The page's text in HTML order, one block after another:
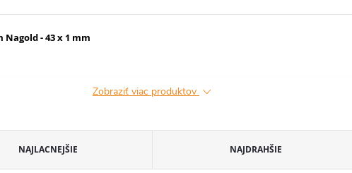
Nagold - 43 x 1 mm
Zobraziť viac produktov
NAJLACNEJŠIE NAJDRAHŠIE